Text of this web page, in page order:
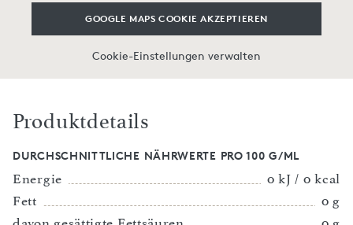
GOOGLE MAPS COOKIE AKZEPTIEREN
Cookie-Einstellungen verwalten
Produktdetails
DURCHSCHNITTLICHE NÄHRWERTE PRO 100 G/ML
Energie
0 kJ / 0 kcal
Fett
0 g